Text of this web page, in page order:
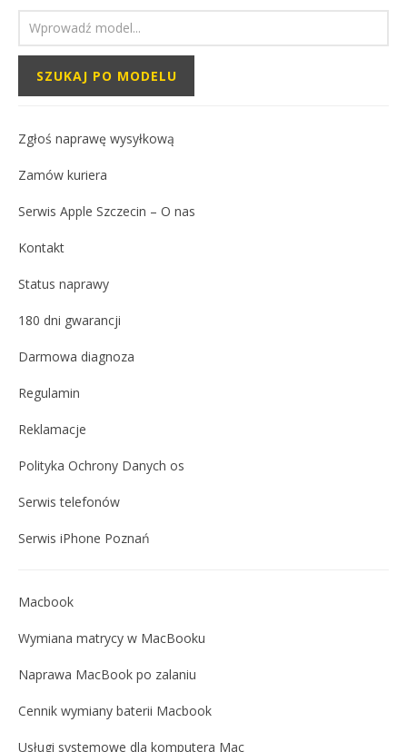
pozostałych usterek.
potwierdzi czy przyczyną rzeczywiście jest bateria,
ponieważ czasem przyczyna może być gdzie indziej.
Zegarek nie może być pęknięty i zdeformowany,
ponieważ wtedy wymiana baterii wymaga usunięcia
pozostałych usterek.
Zgłoś naprawę wysyłkową
Zamów kuriera
Serwis Apple Szczecin – O nas
Kontakt
Status naprawy
180 dni gwarancji
Darmowa diagnoza
Regulamin
Reklamacje
Polityka Ochrony Danych os
Serwis telefonów
Serwis iPhone Poznań
Macbook
Wymiana matrycy w MacBooku
Naprawa MacBook po zalaniu
Cennik wymiany baterii Macbook
Usługi systemowe dla komputera Mac